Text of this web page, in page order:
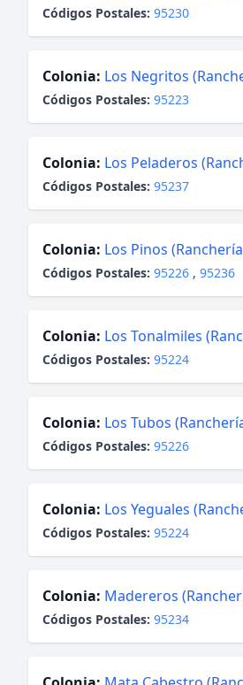
Códigos Postales: 95230
Colonia: Los Negritos
Códigos Postales: 95223
Colonia: Los Peladeros
Códigos Postales: 95237
Colonia: Los Pinos
Códigos Postales: 95226 , 95236
Colonia: Los Tonalmiles
Códigos Postales: 95224
Colonia: Los Tubos
Códigos Postales: 95226
Colonia: Los Yeguales
Códigos Postales: 95224
Colonia: Madereros
Códigos Postales: 95234